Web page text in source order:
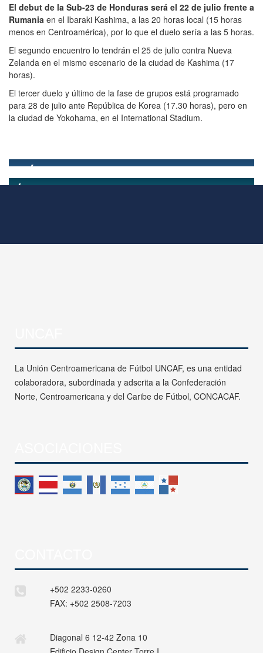
El debut de la Sub-23 de Honduras será el 22 de julio frente a
Rumania en el Ibaraki Kashima, a las 20 horas local (15 horas
menos en Centroamérica), por lo que el duelo sería a las 5 horas.
El segundo encuentro lo tendrán el 25 de julio contra Nueva
Zelanda en el mismo escenario de la ciudad de Kashima (17
horas).
El tercer duelo y último de la fase de grupos está programado
para 28 de julio ante República de Korea (17.30 horas), pero en
la ciudad de Yokohama, en el International Stadium.
La Unión Centroamericana de Fútbol UNCAF, es una entidad
colaboradora, subordinada y adscrita a la Confederación
Norte, Centroamericana y del Caribe de Fútbol, CONCACAF.
+502 2233-0260
FAX: +502 2508-7203
Diagonal 6 12-42 Zona 10